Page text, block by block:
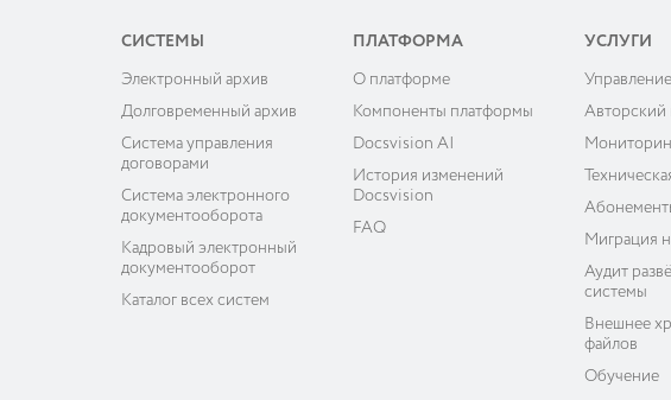
СИСТЕМЫ
Электронный архив
Долговременный архив
Система управления
договорами
Система электронного
документооборота
Кадровый электронный
документооборот
Каталог всех систем
ПЛАТФОРМА
О платформе
Компоненты платформы
Docsvision AI
История изменений
Docsvision
FAQ
УСЛУГИ
Авторский
Миграция
Аудит
системы
Внешнее
файлов
Обучение